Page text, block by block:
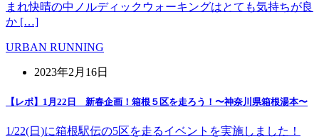
まれ快晴の中ノルディックウォーキングはとても気持ちが良
か […]
URBAN RUNNING
2023年2月16日
【レポ】1月22日 新春企画！箱根５区を走ろう！〜神奈川県箱根湯本〜
1/22(日)に箱根駅伝の5区を走るイベントを実施しました！